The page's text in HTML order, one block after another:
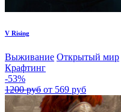
V Rising
Выживание Открытый мир
Крафтинг
-53%
1200 руб от 569 руб